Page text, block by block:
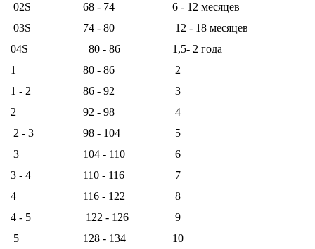
02S
68 - 74
6 - 12 месяцев
03S
74 - 80
12 - 18 месяцев
04S
80 - 86
1,5- 2 года
1
80 - 86
2
1 - 2
86 - 92
3
2
92 - 98
4
2 - 3
98 - 104
5
3
104 - 110
6
3 - 4
110 - 116
7
4
116 - 122
8
4 - 5
122 - 126
9
5
128 - 134
10